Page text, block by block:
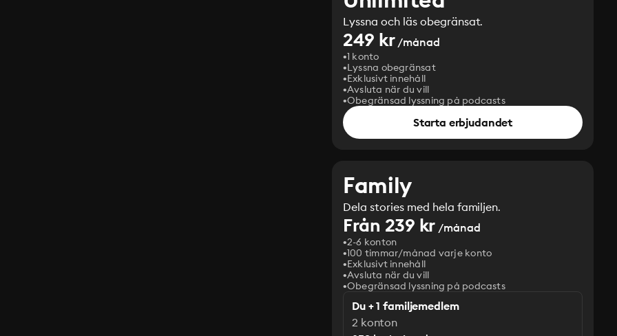
Lyssna och läs obegränsat.
249 kr/månad
1 konto
Lyssna obegränsat
Exklusivt innehåll
Avsluta när du vill
Obegränsad lyssning på podcasts
Starta erbjudandet
Family
Dela stories med hela familjen.
Från 239 kr /månad
2-6 konton
100 timmar/månad varje konto
Exklusivt innehåll
Avsluta när du vill
Obegränsad lyssning på podcasts
Du + 1 familjemedlem
2 konton